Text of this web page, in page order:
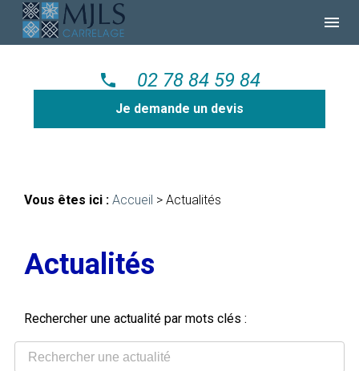
menu
phone 02 78 84 59 84
Je demande un devis
Vous êtes ici : Accueil > Actualités
Actualités
Rechercher une actualité par mots clés :
Panneau de gestion des cookies